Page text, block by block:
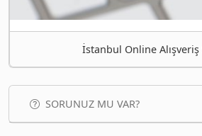
İstanbul Online
SORUNUZ MU VAR?